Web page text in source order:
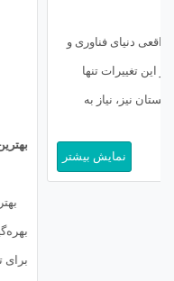
بهترین روش خرید ربات با تتر
برای توسعه کسب‌وکارها،
به حوزه تکنولوژی در افغانستان (Afghanistan) برای دستیابی به این […]